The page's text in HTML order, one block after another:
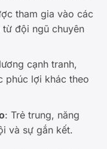
tham gia vào các
đội ngũ chuyên
cạnh tranh,
phúc lợi khác theo
: Trẻ trung, năng
và sự gắn kết.